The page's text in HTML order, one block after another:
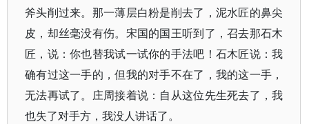
斧头削过来。那一薄层白粉是削去了，泥水匠的鼻尖
皮，却丝毫没有伤。宋国的国王听到了，召去那石木
匠，说：你也替我试一试你的手法吧！石木匠说：我
确有过这一手的，但我的对手不在了，我的这一手，
无法再试了。庄周接着说：自从这位先生死去了，我
也失了对手方，我没人讲话了。